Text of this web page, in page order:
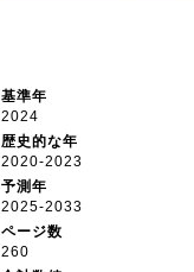
基準年
2024
歴史的な年
2020-2023
予測年
2025-2033
ページ数
260